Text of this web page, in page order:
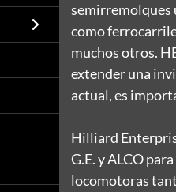
semirremolques
como
muchos otros.
extender una
actual, es
Hilliard
G.E. y ALCO
locomotoras